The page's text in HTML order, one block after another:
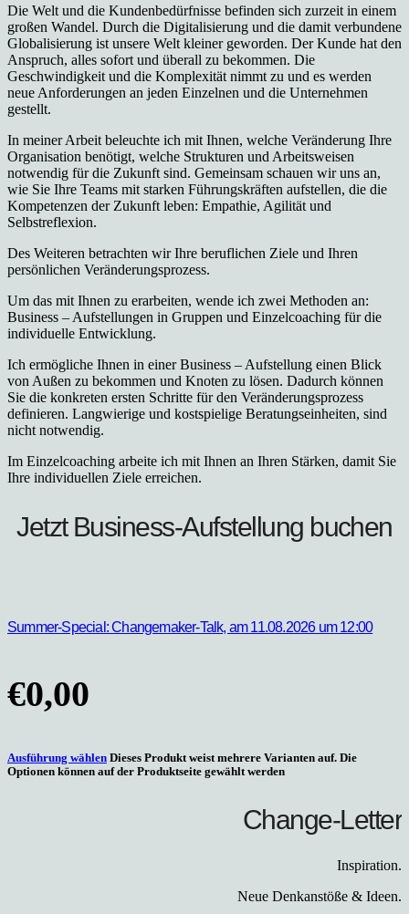
Die Welt und die Kundenbedürfnisse befinden sich zurzeit in einem
großen Wandel. Durch die Digitalisierung und die damit verbundene
Globalisierung ist unsere Welt kleiner geworden. Der Kunde hat den
Anspruch, alles sofort und überall zu bekommen. Die
Geschwindigkeit und die Komplexität nimmt zu und es werden
neue Anforderungen an jeden Einzelnen und die Unternehmen
gestellt.
In meiner Arbeit beleuchte ich mit Ihnen, welche Veränderung Ihre
Organisation benötigt, welche Strukturen und Arbeitsweisen
notwendig für die Zukunft sind. Gemeinsam schauen wir uns an,
wie Sie Ihre Teams mit starken Führungskräften aufstellen, die die
Kompetenzen der Zukunft leben: Empathie, Agilität und
Selbstreflexion.
Des Weiteren betrachten wir Ihre beruflichen Ziele und Ihren
persönlichen Veränderungsprozess.
Um das mit Ihnen zu erarbeiten, wende ich zwei Methoden an:
Business – Aufstellungen in Gruppen und Einzelcoaching für die
individuelle Entwicklung.
Ich ermögliche Ihnen in einer Business – Aufstellung einen Blick
von Außen zu bekommen und Knoten zu lösen. Dadurch können
Sie die konkreten ersten Schritte für den Veränderungsprozess
definieren. Langwierige und kostspielige Beratungseinheiten, sind
nicht notwendig.
Im Einzelcoaching arbeite ich mit Ihnen an Ihren Stärken, damit Sie
Ihre individuellen Ziele erreichen.
Jetzt Business-Aufstellung buchen
Summer-Special: Changemaker-Talk, am 11.08.2026 um 12:00
€0,00
Ausführung wählen Dieses Produkt weist mehrere Varianten auf. Die
Optionen können auf der Produktseite gewählt werden
Change-Letter
Inspiration.
Neue Denkanstöße & Ideen.